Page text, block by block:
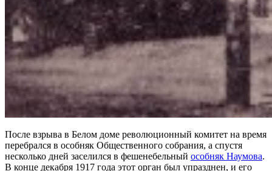
После взрыва в Белом доме революционный комитет на время
перебрался в особняк Общественного собрания, а спустя
несколько дней заселился в фешенебельный особняк Наумова.
В конце декабря 1917 года этот орган был упразднен, и его